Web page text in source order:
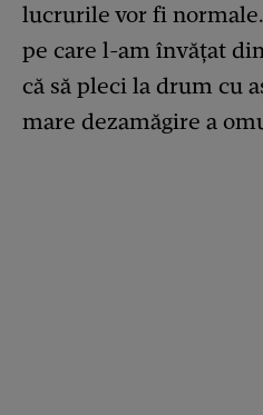
lucrurile vor fi
pe care l-am învățat
că să pleci la drum cu
mare dezamăgire a